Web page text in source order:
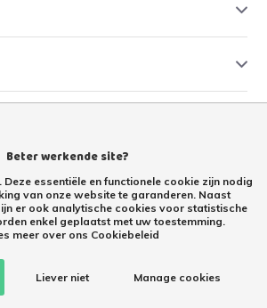
met korting – tweede kans Retoertje.nl
Beter werkende site?
essentiële en functionele cookie zijn nodig
van onze website te garanderen. Naast
er ook analytische cookies voor statistische
enkel geplaatst met uw toestemming.
meer over ons Cookiebeleid
Liever niet Manage cookies